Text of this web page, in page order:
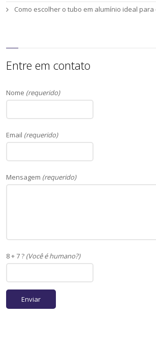
Como escolher o tubo em alumínio ideal
Entre em contato
Nome (requerido)
Email (requerido)
Mensagem (requerido)
8 + 7 ? (Você é humano?)